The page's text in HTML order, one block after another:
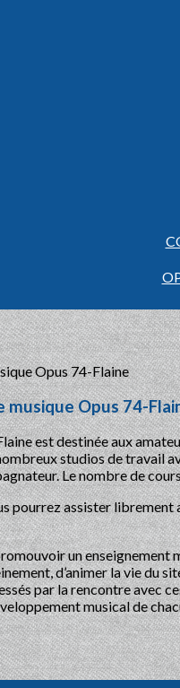
Opus 74-
est destinée aux
studios de travail
Le nombre de
pourrez assister
un enseignement
d’animer la vie
par la rencontre avec
musical de